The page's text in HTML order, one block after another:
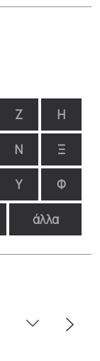
Ζ Η
Ν Ξ
Υ Φ
άλλα